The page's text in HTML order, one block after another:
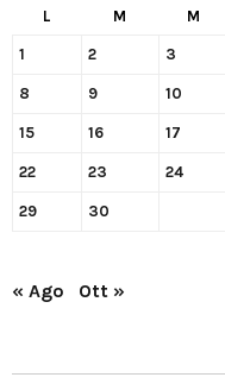
L M M
1 2 3
8 9 10
15 16 17
22 23 24
29 30
« Ago Ott »